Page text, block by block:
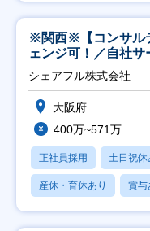
※関西※【コンサル
ェンジ可！／自社
シェアフル株式会社
大阪府
400万~571万
正社員採用 土日祝休
産休・育休あり 賞与